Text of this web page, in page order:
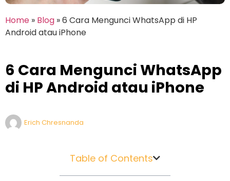
Home » Blog »6 Cara Mengunci WhatsApp di HP
Android atau iPhone
6 Cara Mengunci WhatsApp
di HP Android atau iPhone
Erich Chresnanda
Table of Contents